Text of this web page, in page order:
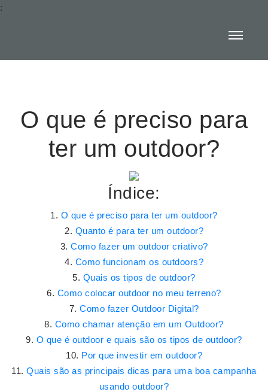
:
O que é preciso para
ter um outdoor?
Índice:
O que é preciso para ter um outdoor?
Quanto é para ter um outdoor?
Como fazer um outdoor criativo?
Como funcionam os outdoors?
Quais os tipos de outdoor?
Como colocar outdoor no meu terreno?
Como fazer Outdoor Digital?
Como chamar atenção em um Outdoor?
O que é outdoor e quais são os tipos de outdoor?
Por que investir em outdoor?
Quais são as principais dicas para uma boa campanha
usando outdoor?